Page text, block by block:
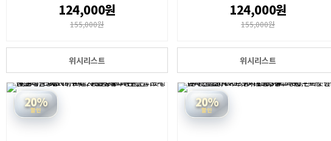
124,000원
155,000원
위시리스트
124,000원
155,000원
위시리스트
20%
할인
20%
할인